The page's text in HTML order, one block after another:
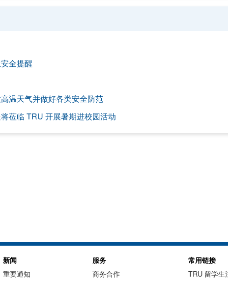
全提醒
温天气并做好各类安全防范
莅临 TRU 开展暑期进校园活动
新闻
重要通知
服务
商务合作
常用链接
TRU 留学生